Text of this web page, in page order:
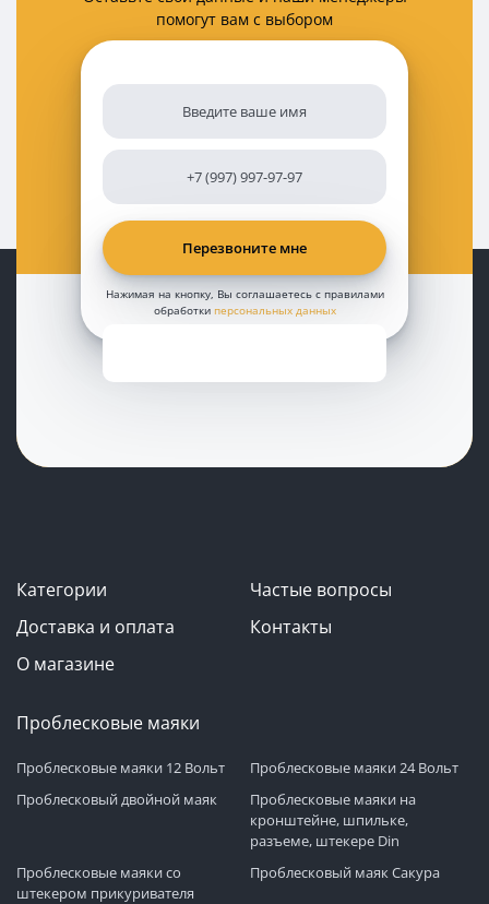
помогут вам с выбором
Нажимая на кнопку, Вы соглашаетесь с правилами
обработки персональных данных
Категории
Частые вопросы
Доставка и оплата
Контакты
О магазине
Проблесковые маяки
Проблесковые маяки 12 Вольт
Проблесковые маяки 24 Вольт
Проблесковый двойной маяк
Проблесковые маяки на
кронштейне, шпильке,
разъеме, штекере Din
Проблесковые маяки со
штекером прикуривателя
Проблесковый маяк Сакура